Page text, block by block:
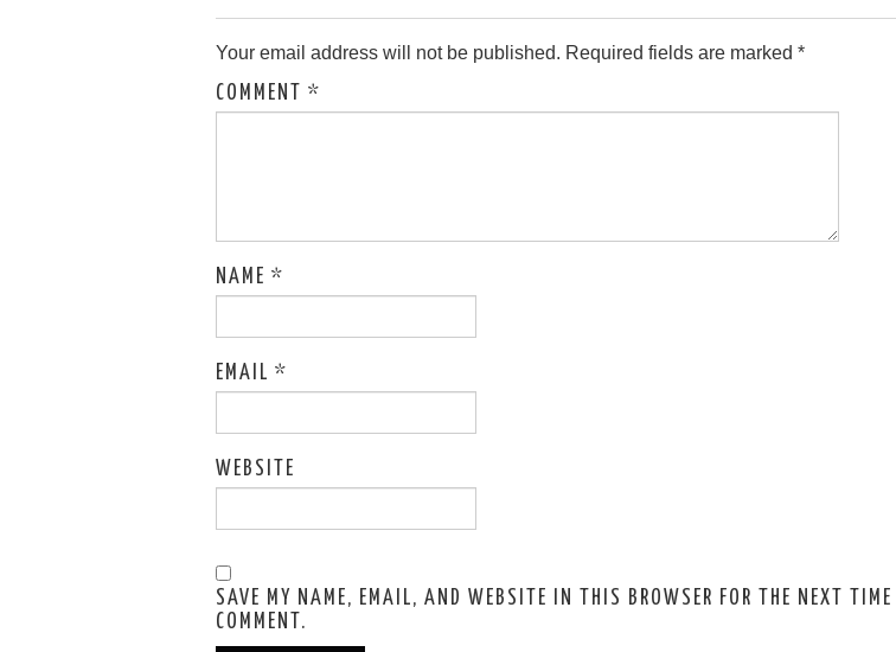
Your email address will not be published. Required fields are marked *
COMMENT *
NAME *
EMAIL *
WEBSITE
SAVE MY NAME, EMAIL, AND WEBSITE IN THIS BROWSER FOR THE NEXT TIME I
COMMENT.